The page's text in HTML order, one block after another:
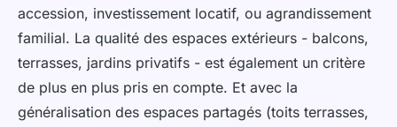
accession, investissement locatif, ou agrandissement
familial. La qualité des espaces extérieurs - balcons,
terrasses, jardins privatifs - est également un critère
de plus en plus pris en compte. Et avec la
généralisation des espaces partagés (toits terrasses,